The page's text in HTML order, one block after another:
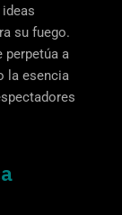
su fuego.
perpetúa a
la esencia